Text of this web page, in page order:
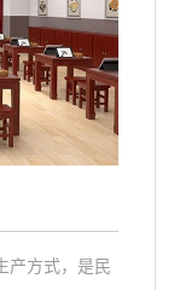
产方式，是民